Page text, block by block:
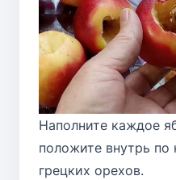
Наполните каждое
положите внутрь по
грецких орехов.